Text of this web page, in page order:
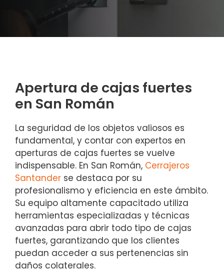
Apertura de cajas fuertes
en San Román
La seguridad de los objetos valiosos es
fundamental, y contar con expertos en
aperturas de cajas fuertes se vuelve
indispensable. En San Román, Cerrajeros
Santander se destaca por su
profesionalismo y eficiencia en este ámbito.
Su equipo altamente capacitado utiliza
herramientas especializadas y técnicas
avanzadas para abrir todo tipo de cajas
fuertes, garantizando que los clientes
puedan acceder a sus pertenencias sin
daños colaterales.